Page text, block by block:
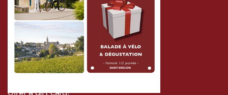
Offer a gift card!